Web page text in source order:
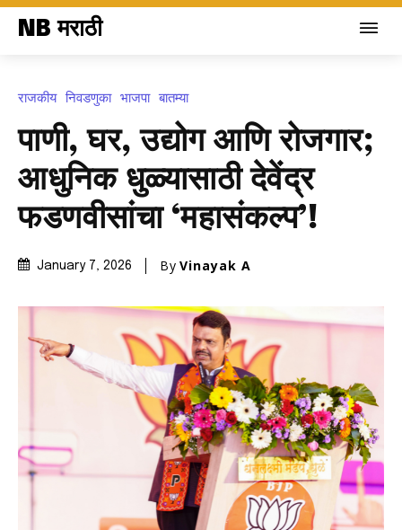
NB मराठी
राजकीय निवडणुका भाजपा बातम्या
पाणी, घर, उद्योग आणि रोजगार;
आधुनिक धुळ्यासाठी देवेंद्र
फडणवीसांचा ‘महासंकल्प’!
January 7, 2026 By Vinayak A